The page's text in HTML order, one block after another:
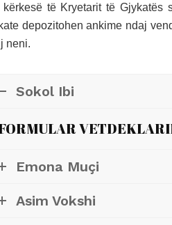
kërkesë të Kryetarit të
depozitohen ankime ndaj
neni.
Sokol Ibi
Emona Muçi
Asim Vokshi